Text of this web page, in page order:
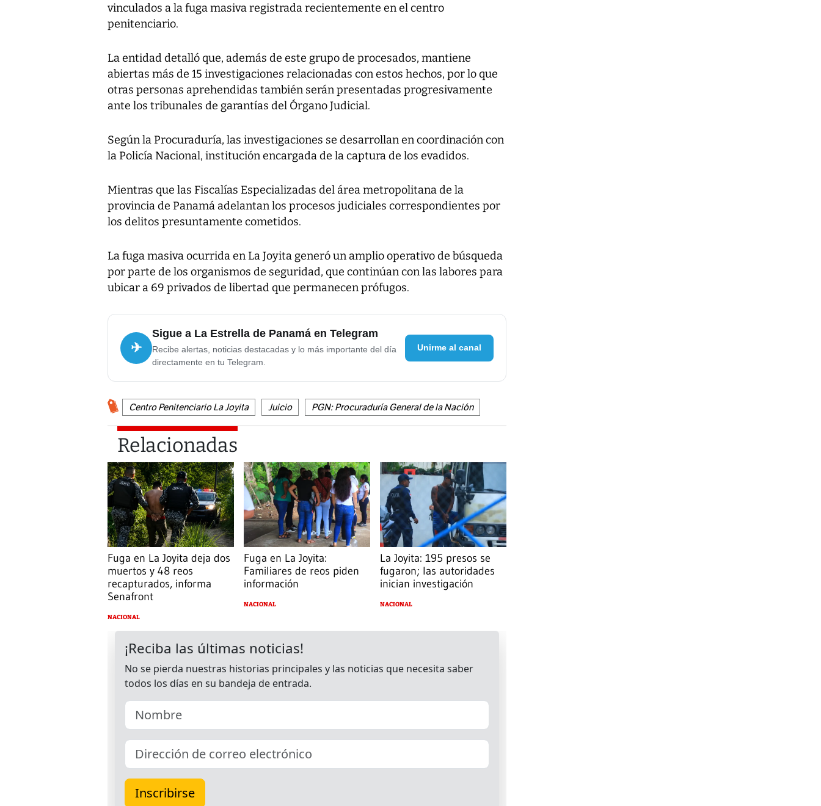
vinculados a la fuga masiva registrada recientemente en el centro
penitenciario.
La entidad detalló que, además de este grupo de procesados, mantiene
abiertas más de 15 investigaciones relacionadas con estos hechos, por lo que
otras personas aprehendidas también serán presentadas progresivamente
ante los tribunales de garantías del Órgano Judicial.
Según la Procuraduría, las investigaciones se desarrollan en coordinación con
la Policía Nacional, institución encargada de la captura de los evadidos.
Mientras que las Fiscalías Especializadas del área metropolitana de la
provincia de Panamá adelantan los procesos judiciales correspondientes por
los delitos presuntamente cometidos.
La fuga masiva ocurrida en La Joyita generó un amplio operativo de búsqueda
por parte de los organismos de seguridad, que continúan con las labores para
ubicar a 69 privados de libertad que permanecen prófugos.
✈
Sigue a La Estrella de Panamá en Telegram
Recibe alertas, noticias destacadas y lo más importante del día
directamente en tu Telegram.
Unirme al canal
Centro Penitenciario La Joyita Juicio PGN: Procuraduría General de la Nación
Relacionadas
Fuga en La Joyita deja dos
muertos y 48 reos
recapturados, informa
Senafront
NACIONAL
Fuga en La Joyita:
Familiares de reos piden
información
NACIONAL
La Joyita: 195 presos se
fugaron; las autoridades
inician investigación
NACIONAL